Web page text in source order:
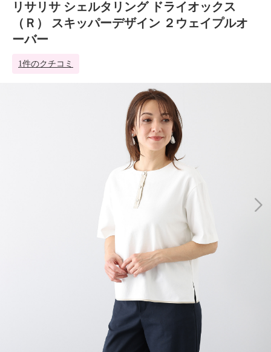
リサリサ シェルタリング ドライオックス
（Ｒ） スキッパーデザイン ２ウェイプルオ
ーバー
1件のクチコミ